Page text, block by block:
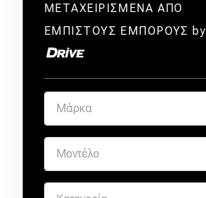
ΜΕΤΑΧΕΙΡΙΣΜΕΝΑ ΑΠΟ
ΕΜΠΙΣΤΟΥΣ ΕΜΠΟΡΟΥΣ by